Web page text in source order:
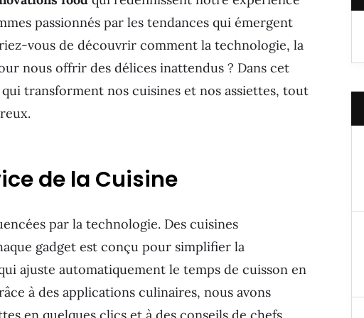
passionnés par les tendances qui émergent
vous de découvrir comment la technologie, la
nous offrir des délices inattendus ? Dans cet
transforment nos cuisines et nos assiettes, tout
de la Cuisine
par la technologie. Des cuisines
gadget est conçu pour simplifier la
ajuste automatiquement le temps de cuisson en
à des applications culinaires, nous avons